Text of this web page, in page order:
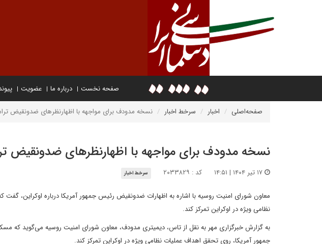
صفحه نخست درباره ما عضویت
صفحه‌اصلی اخبار سرخط اخبار نسخه مدودف برای مواجهه با اظهارنظرهای ضدونقیض
نسخه مدودف برای مواجهه با اظهارنظرهای ضدونقیض
کد : ۲۰۳۳۸۲۹ سرخط اخبار
معاون شورای امنیت روسیه با اشاره به اظهارات ضدونقیض رئیس جمهور آمریکا درباره اوکراین،
نظامی ویژه در اوکراین تمرکز کند.
به گزارش خبرگزاری مهر به نقل از تاس، دیمیتری مدودف، معاون شورای امنیت روسیه می‌گوید که
جمهور آمریکا، روی تحقق اهداف عملیات نظامی ویژه در اوکراین تمرکز کند.